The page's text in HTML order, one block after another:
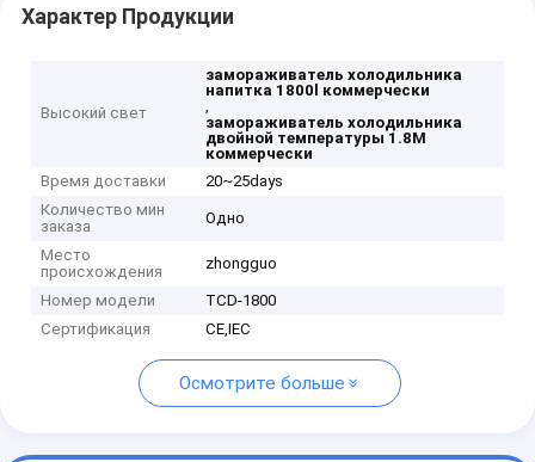
Характер Продукции
Высокий свет
замораживатель холодильника
напитка 1800l коммерчески
,
замораживатель холодильника
двойной температуры 1.8M
коммерчески
Время доставки
20~25days
Количество мин
заказа
Одно
Место
происхождения
zhongguo
Номер модели
TCD-1800
Сертификация
CE,IEC
Осмотрите больше